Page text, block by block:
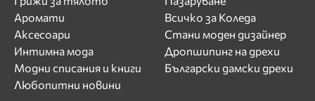
Аромати
Аксесоари
Интимна мода
Модни списания и книги
Любопитни новини
Всичко за Коледа
Стани моден дизайнер
Дропшипинг на дрехи
Български дамски дрехи